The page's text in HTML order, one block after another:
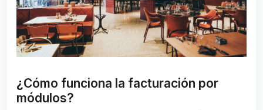
¿Cómo funciona la facturación por
módulos?